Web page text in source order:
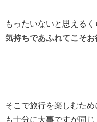
もったいないと思える
気持ちであふれてこそお
そこで旅行を楽しむた
も十分に大事ですが同